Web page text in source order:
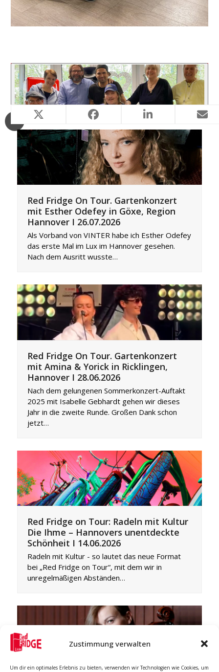
Zustimmung verwalten
Um dir ein optimales Erlebnis zu bieten, verwenden wir Technologien wie Cookies, um
https://redfridge-linden.de/wp-
content/uploads/2024/11/Hilde_Haus_Cyril.mov
Ähnliche Projekte
Red Fridge On Tour. Gartenkonzert
mit Esther Odefey in Göxe, Region
Hannover I 26.07.2026
Als Vorband von VINTER habe ich Esther Odefey
das erste Mal im Lux im Hannover gesehen.
Nach dem Ausritt wusste…
Red Fridge On Tour. Gartenkonzert
mit Amina & Yorick in Ricklingen,
Hannover I 28.06.2026
Nach dem gelungenen Sommerkonzert-Auftakt
2025 mit Isabelle Gebhardt gehen wir dieses
Jahr in die zweite Runde. Großen Dank schon
jetzt…
Red Fridge on Tour: Radeln mit Kultur
Die Ihme – Hannovers unentdeckte
Schönheit I 14.06.2026
Radeln mit Kultur - so lautet das neue Format
bei „Red Fridge on Tour“, mit dem wir in
unregelmäßigen Abständen…